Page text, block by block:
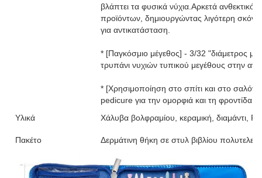
βλάπτει τα φυσικά νύχια.Αρκετά ανθεκτικό
προϊόντων, δημιουργώντας λιγότερη σκόνη
για αντικατάσταση.
* [Παγκόσμιο μέγεθος] - 3/32 "διάμετρος
τρυπάνι νυχιών τυπικού μεγέθους στην
* [Χρησιμοποίηση στο σπίτι και στο
pedicure για την ομορφιά και τη φροντίδα
Υλικά
Χάλυβα βολφραμίου, κεραμική, διαμάντι, PU
Πακέτο Δερμάτινη θήκη σε στυλ βιβλίου